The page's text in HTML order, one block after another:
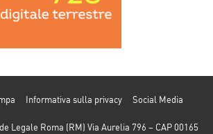
Informativa sulla privacy
Social Media
Legale Roma (RM) Via Aurelia 796 – CAP 00165